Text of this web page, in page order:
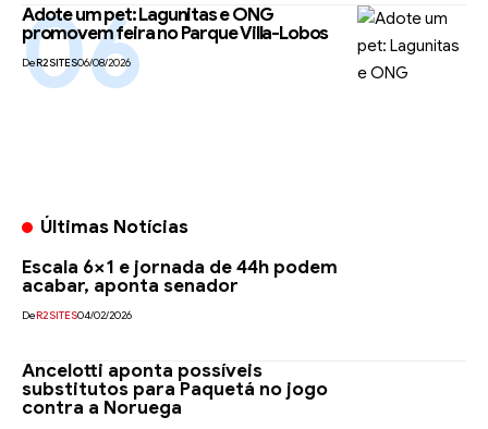
Adote um pet: Lagunitas e ONG
promovem feira no Parque Villa-Lobos
DeR2SITES06/08/2026
Últimas Notícias
Escala 6×1 e jornada de 44h podem
acabar, aponta senador
DeR2SITES04/02/2026
Ancelotti aponta possíveis
substitutos para Paquetá no jogo
contra a Noruega